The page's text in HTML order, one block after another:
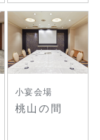
小宴会場
桃山の間